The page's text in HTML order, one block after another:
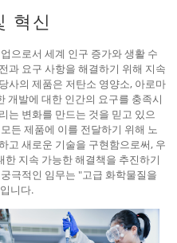
혁신
으로서 세계 인구 증가와 생활 수
과 요구 사항을 해결하기 위해 지속
사의 제품은 저탄소 영양소, 아로마
개발에 대한 인간의 요구를 충족시
는 변화를 만드는 것을 믿고 있으
든 제품에 이를 전달하기 위해 노
고 새로운 기술을 구현함으로써, 우
지속 가능한 해결책을 추진하기
극적인 임무는 "고급 화학물질을
니다.